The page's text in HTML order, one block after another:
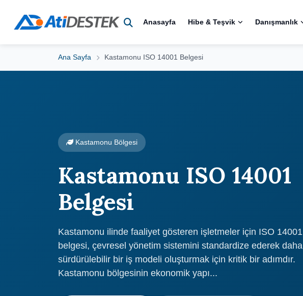
Anasayfa Hibe & Teşvik Danışmanlık
Ana Sayfa Kastamonu ISO 14001 Belgesi
Kastamonu Bölgesi
Kastamonu ISO 14001
Belgesi
Kastamonu ilinde faaliyet gösteren işletmeler için ISO 14001
belgesi, çevresel yönetim sistemini standardize ederek daha
sürdürülebilir bir iş modeli oluşturmak için kritik bir adımdır.
Kastamonu bölgesinin ekonomik yapı...